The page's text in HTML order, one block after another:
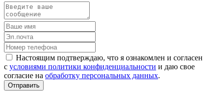
Настоящим подтверждаю, что я ознакомлен и согласен
с условиями политики конфиденциальности и даю свое
согласие на обработку персональных данных.
Отправить